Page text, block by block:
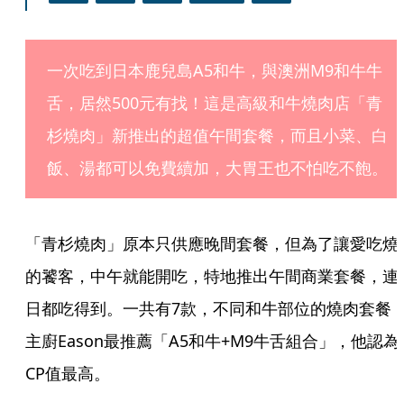
一次吃到日本鹿兒島A5和牛，與澳洲M9和牛牛
舌，居然500元有找！這是高級和牛燒肉店「青
杉燒肉」新推出的超值午間套餐，而且小菜、白
飯、湯都可以免費續加，大胃王也不怕吃不飽。
「青杉燒肉」原本只供應晚間套餐，但為了讓愛吃燒
的饕客，中午就能開吃，特地推出午間商業套餐，連
日都吃得到。一共有7款，不同和牛部位的燒肉套餐
主廚Eason最推薦「A5和牛+M9牛舌組合」，他認為
CP值最高。